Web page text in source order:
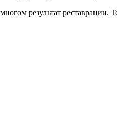
результат реставрации.